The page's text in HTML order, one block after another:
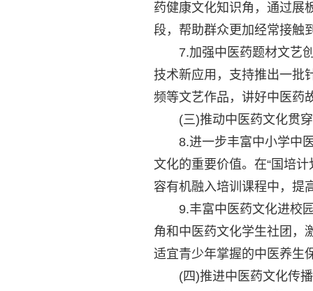
药健康文化知识角，通过展
段，帮助群众更加经常接触
7.加强中医药题材文艺创
技术新应用，支持推出一批
频等文艺作品，讲好中医药
(三)推动中医药文化贯穿
8.进一步丰富中小学中医
文化的重要价值。在“国培
容有机融入培训课程中，提
9.丰富中医药文化进校园
角和中医药文化学生社团，
适宜青少年掌握的中医养生
(四)推进中医药文化传播